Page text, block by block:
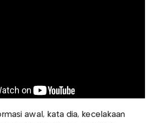
awal, kata dia, kecelakaan